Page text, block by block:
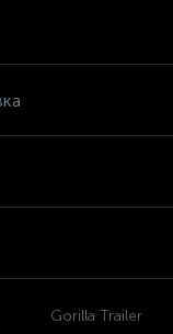
Gorilla Trailer